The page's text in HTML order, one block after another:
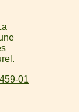
01